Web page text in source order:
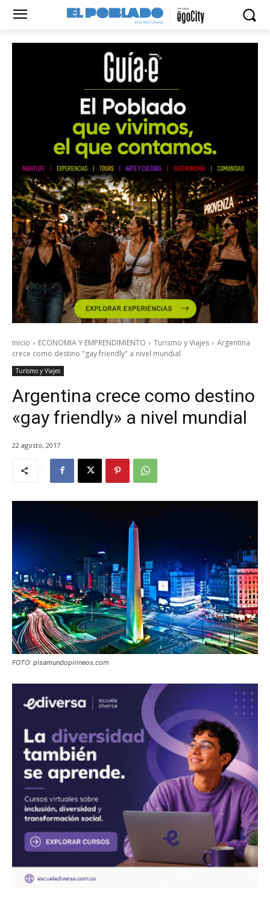
Inicio ECONOMIA Y EMPRENDIMIENTO Turismo y Viajes
Argentina
crece como destino "gay friendly" a nivel mundial
Turismo y Viajes
Argentina crece como destino
«gay friendly» a nivel mundial
22 agosto, 2017
FOTO: pisamundopirineos.com